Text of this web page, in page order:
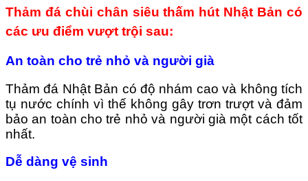
Thảm đá chùi chân siêu thấm hút Nhật Bản có
các ưu điểm vượt trội sau:
An toàn cho trẻ nhỏ và người già
Thảm đá Nhật Bản có độ nhám cao và không tích
tụ nước chính vì thế không gây trơn trượt và đảm
bảo an toàn cho trẻ nhỏ và người già một cách tốt
nhất.
Dễ dàng vệ sinh